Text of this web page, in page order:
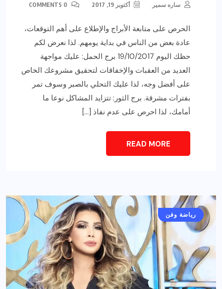
ساره سمير أكتوبر 19, 2017
الحرص على متابعة الأبراج والإطلاع على أهم التوقعات،
عادة بعض من الناس في بداية يومهم. لذا نعرض لكم
حظك اليوم 19/10/2017 برج الحمل: عليك مواجهة
العديد من العقبات والإخفاقات لتحقيق مشروعك الخاص
على أفضل وجه، لذا عليك التحلي بالصبر وسوف تمر
بفترات مشرقة. برج الثور: تتزايد المشاكل نوعا ما
أمامك، لذا احرص على عدم نفاذ […]
READ MORE
أخبار عامة
رياضة وفن